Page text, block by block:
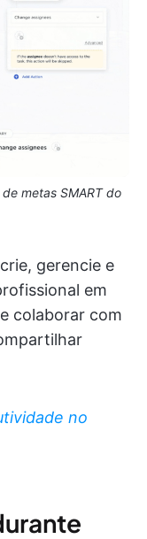
metas SMART do
gerencie e
em
colaborar com
no